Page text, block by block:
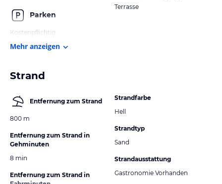
Parken
Kostenpflichtig
Terrasse
Mehr anzeigen
Strand
Entfernung zum Strand
800 m
Entfernung zum Strand in
Gehminuten
8 min
Entfernung zum Strand in
Strandfarbe
Hell
Strandtyp
Sand
Strandausstattung
Gastronomie Vorhanden